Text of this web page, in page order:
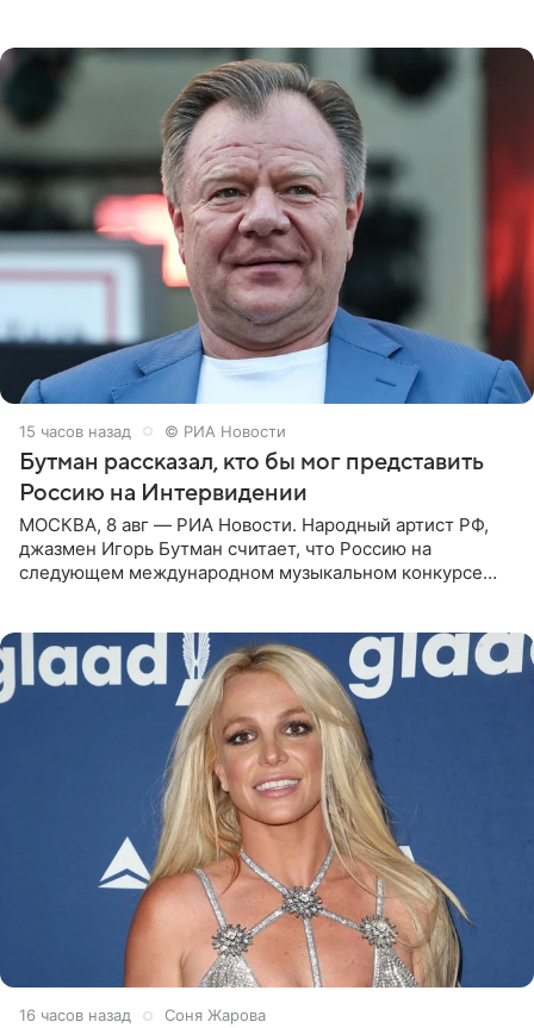
15 часов назад © РИА Новости
Бутман рассказал, кто бы мог представить
Россию на Интервидении
МОСКВА, 8 авг — РИА Новости. Народный артист РФ,
джазмен Игорь Бутман считает, что Россию на
следующем международном музыкальном конкурсе
16 часов назад Соня Жарова